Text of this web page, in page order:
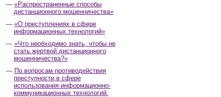
«Распространенные способы
дистанционного мошенничества»
«О преступлениях в сфере
информационных технологий»
«Что необходимо знать, чтобы не
стать жертвой дистанционного
мошенничества?»
По вопросам противодействия
преступности в сфере
использования информационно-
коммуникационных технологий.